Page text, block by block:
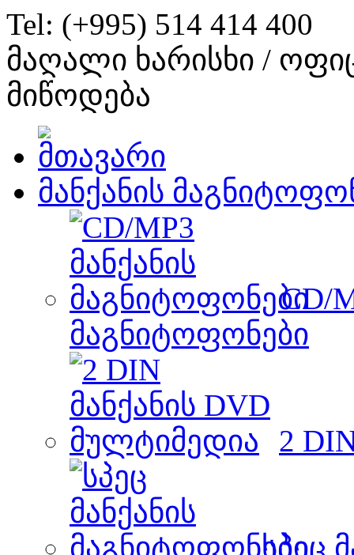
Tel: (+995) 514 414 400
მაღალი ხარისხი /
მიწოდება
მანქანის
CD/
მაგნიტოფონები
2
სპეც